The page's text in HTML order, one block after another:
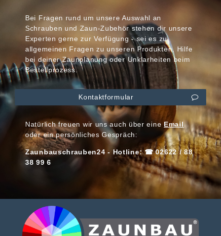
Bei Fragen rund um unsere Auswahl an
Schrauben und Zaun-Zubehör stehen dir unsere
Experten gerne zur Verfügung - sei es zu
allgemeinen Fragen zu unseren Produkten, Hilfe
bei deiner Zaunplanung oder Unklarheiten beim
Bestellprozess.
Kontaktformular
Natürlich freuen wir uns auch über eineEmail
oder ein persönliches Gespräch:
Zaunbauschrauben24 - Hotline: ☎ 02622 / 88
38 99 6